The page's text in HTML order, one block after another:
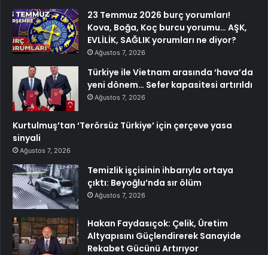
23 Temmuz 2026 burç yorumları!
Kova, Boğa, Koç burcu yorumu… AŞK,
EVLİLİK, SAĞLIK yorumları ne diyor?
Ağustos 7, 2026
Türkiye ile Vietnam arasında ‘hava’da
yeni dönem… Sefer kapasitesi artırıldı
Ağustos 7, 2026
Kurtulmuş’tan ‘Terörsüz Türkiye’ için çerçeve yasa
sinyali
Ağustos 7, 2026
Temizlik işçisinin ihbarıyla ortaya
çıktı: Beyoğlu’nda sır ölüm
Ağustos 7, 2026
Hakan Faydasıçok: Çelik, Üretim
Altyapısını Güçlendirerek Sanayide
Rekabet Gücünü Artırıyor